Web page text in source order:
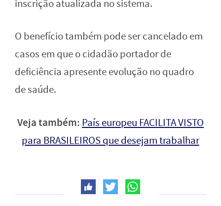
inscrição atualizada no sistema.
O benefício também pode ser cancelado em
casos em que o cidadão portador de
deficiência apresente evolução no quadro
de saúde.
Veja também: País europeu FACILITA VISTO
para BRASILEIROS que desejam trabalhar